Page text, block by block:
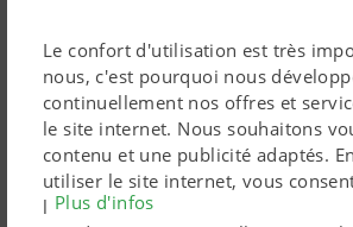
Le confort d'utilisation est très
nous, c'est pourquoi nous
continuellement nos offres et
le site internet. Nous souhaitons
contenu et une publicité adaptés.
utiliser le site internet, vous
l'utilisation de cookies
Plus d'infos